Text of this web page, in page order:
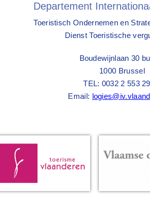
Departement
Toeristisch Ondernemen en
Dienst Toeristische
Boudewijnlaan 30
1000 Brussel
TEL: 0032 2 553
Email: